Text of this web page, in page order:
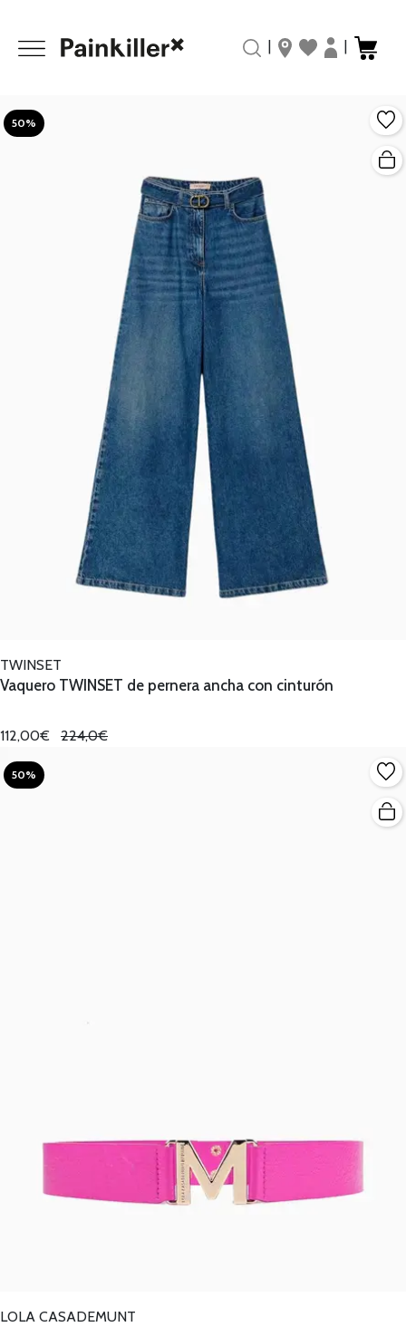
50%
TWINSET
Vaquero TWINSET de pernera ancha con cinturón
112,00€ 224,0€
50%
LOLA CASADEMUNT